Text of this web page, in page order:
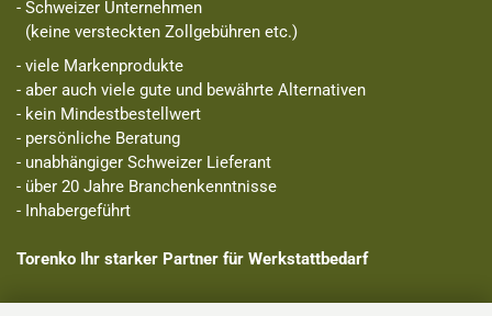
- Schweizer Unternehmen
(keine versteckten Zollgebühren etc.)
- viele Markenprodukte
- aber auch viele gute und bewährte Alternativen
- kein Mindestbestellwert
- persönliche Beratung
- unabhängiger Schweizer Lieferant
- über 20 Jahre Branchenkenntnisse
- Inhabergeführt
Torenko Ihr starker Partner für Werkstattbedarf